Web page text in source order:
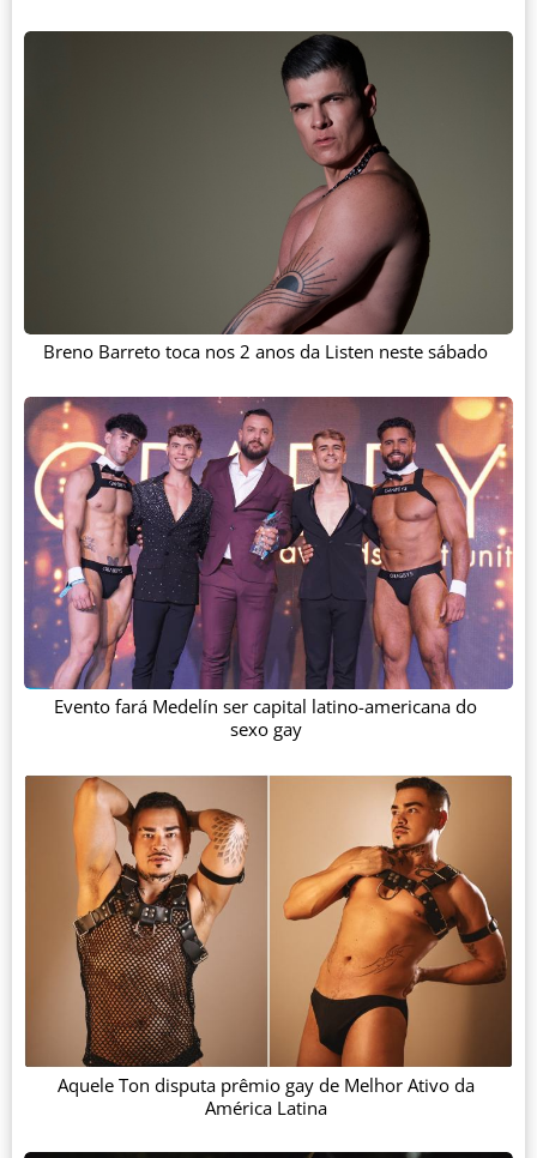
Breno Barreto toca nos 2 anos da Listen neste sábado
Evento fará Medelín ser capital latino-americana do
sexo gay
Aquele Ton disputa prêmio gay de Melhor Ativo da
América Latina